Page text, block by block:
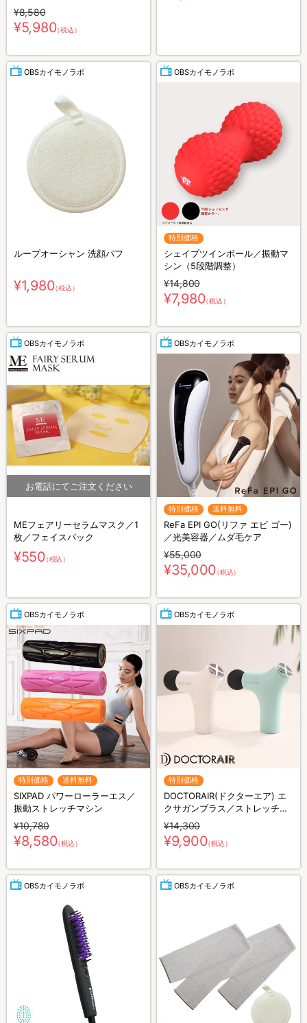
ル
¥8,580
¥5,980（税込）
OBSカイモノラボ
ループオーシャン 洗顔パフ
¥1,980（税込）
OBSカイモノラボ
特別価格
シェイプツインボール／振動マ
シン（5段階調整）
¥14,800
¥7,980（税込）
OBSカイモノラボ
MEフェアリーセラムマスク／1
枚／フェイスパック
¥550（税込）
OBSカイモノラボ
特別価格 送料無料
ReFa EPI GO(リファ エピ ゴー)
／光美容器／ムダ毛ケア
¥55,000
¥35,000（税込）
OBSカイモノラボ
特別価格 送料無料
SIXPAD パワーローラーエス／
振動ストレッチマシン
¥10,780
¥8,580（税込）
OBSカイモノラボ
特別価格
DOCTORAIR(ドクターエア) エ
クサガンプラス／ストレッチサ
ポート／美顔器
¥14,300
¥9,900（税込）
OBSカイモノラボ OBSカイモノラボ